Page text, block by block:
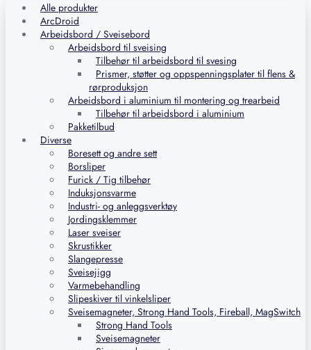
Alle produkter
ArcDroid
Arbeidsbord / Sveisebord
Arbeidsbord til sveising
Tilbehør til arbeidsbord til svesing
Prismer, støtter og oppspenningsplater til flens &
rørproduksjon
Arbeidsbord i aluminium til montering og trearbeid
Tilbehør til arbeidsbord i aluminium
Pakketilbud
Diverse
Boresett og andre sett
Borsliper
Furick / Tig tilbehør
Induksjonsvarme
Industri- og anleggsverktøy
Jordingsklemmer
Laser sveiser
Skrustikker
Slangepresse
Sveisejigg
Varmebehandling
Slipeskiver til vinkelsliper
Sveisemagneter, Strong Hand Tools, Fireball, MagSwitch
Strong Hand Tools
Sveisemagneter